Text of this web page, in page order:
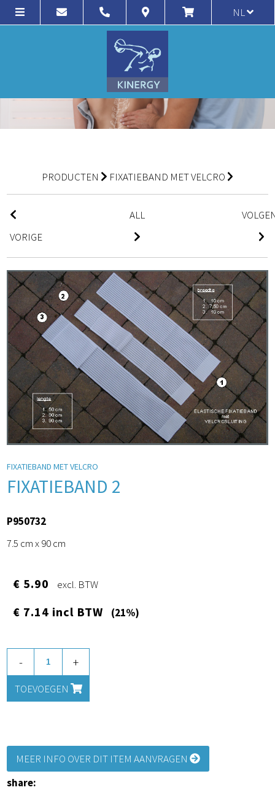
NL
PRODUCTEN FIXATIEBAND MET VELCRO
VORIGE
ALL
FIXATIEBAND MET VELCRO
FIXATIEBAND 2
P950732
7.5 cm x 90 cm
€ 5.90 excl. BTW
€ 7.14 incl BTW (21%)
- +
TOEVOEGEN
MEER INFO OVER DIT ITEM AANVRAGEN
share: